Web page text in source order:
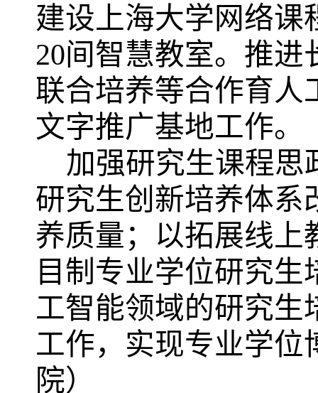
建设上海大学网络课
20间智慧教室。推
联合培养等合作育人
文字推广基地工作。
加强研究生课程思
研究生创新培养体系
养质量；以拓展线上
目制专业学位研究
工智能领域的研究生
工作，实现专业学位
院）